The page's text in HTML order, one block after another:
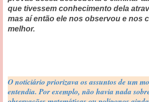
que tivessem conhecimento dela
mas aí então ele nos observou e nos
melhor.
O noticiário priorizava os assuntos de um
entendia. Por exemplo, não havia nada